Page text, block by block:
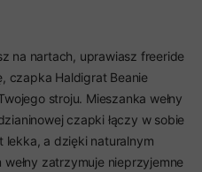
na nartach, uprawiasz freeride
czapka Haldigrat Beanie
stroju. Mieszanka wełny
czapki łączy w sobie
lekka, a dzięki naturalnym
zatrzymuje nieprzyjemne